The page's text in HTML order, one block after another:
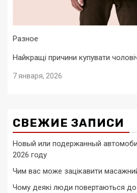
Разное
Найкращі причини купувати
7 января, 2026
СВЕЖИЕ ЗАПИСИ
Новый или подержанный
2026 году
Чим вас може зацікавити
Чому деякі люди повертаються